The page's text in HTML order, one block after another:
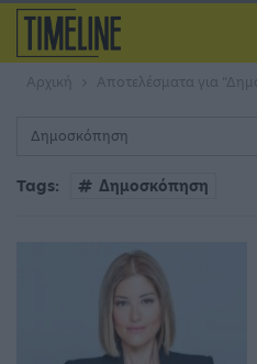
Αρχική Αποτελέσματα για
Tags: Δημοσκόπηση